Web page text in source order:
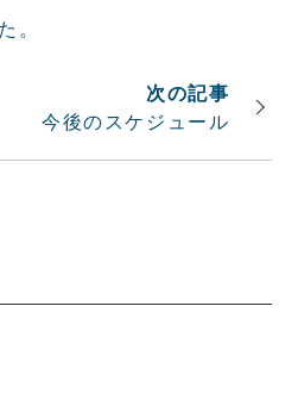
。
今後のスケジュール